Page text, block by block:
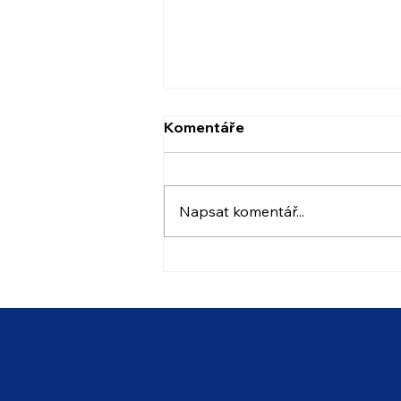
MŠ Mlýnská 27
Komentáře
Napsat komentář...